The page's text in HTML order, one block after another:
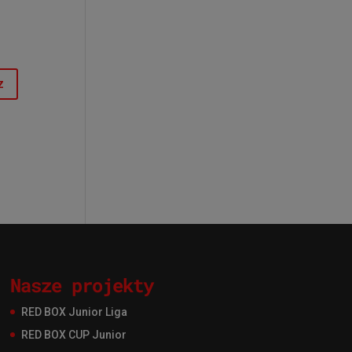
Nasze projekty
RED BOX Junior Liga
RED BOX CUP Junior